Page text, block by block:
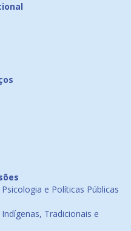
e Políticas Públicas
Tradicionais e